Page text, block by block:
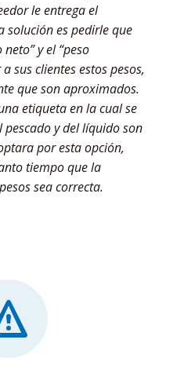
le entrega el
solución es pedirle que
y el “peso
sus clientes estos pesos,
que son aproximados.
etiqueta en la cual se
pescado y del líquido son
por esta opción,
tiempo que la
sea correcta.